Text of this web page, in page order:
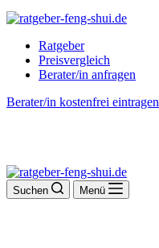
Ratgeber
Preisvergleich
Berater/in anfragen
Berater/in kostenfrei eintragen
Suchen Menü